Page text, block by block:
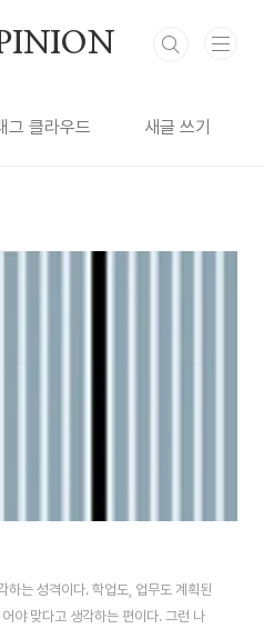
그 클라우드 새글 쓰기
하는 성격이다. 학업도, 업무도 계획된
야 맞다고 생각하는 편이다. 그런 나